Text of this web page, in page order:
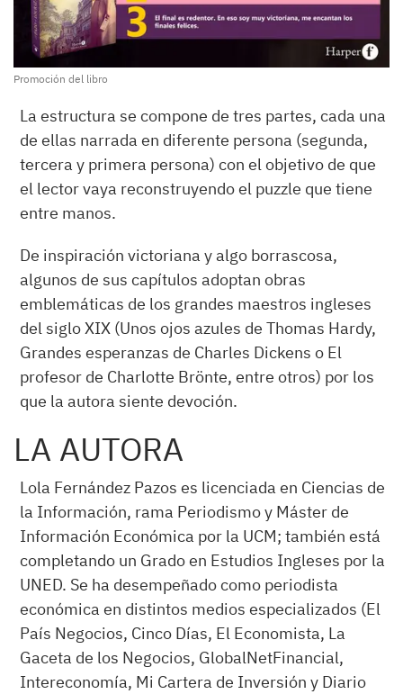
Promoción del libro
La estructura se compone de tres partes, cada una
de ellas narrada en diferente persona (segunda,
tercera y primera persona) con el objetivo de que
el lector vaya reconstruyendo el puzzle que tiene
entre manos.
De inspiración victoriana y algo borrascosa,
algunos de sus capítulos adoptan obras
emblemáticas de los grandes maestros ingleses
del siglo XIX (Unos ojos azules de Thomas Hardy,
Grandes esperanzas de Charles Dickens o El
profesor de Charlotte Brönte, entre otros) por los
que la autora siente devoción.
LA AUTORA
Lola Fernández Pazos es licenciada en Ciencias de
la Información, rama Periodismo y Máster de
Información Económica por la UCM; también está
completando un Grado en Estudios Ingleses por la
UNED. Se ha desempeñado como periodista
económica en distintos medios especializados (El
País Negocios, Cinco Días, El Economista, La
Gaceta de los Negocios, GlobalNetFinancial,
Intereconomía, Mi Cartera de Inversión y Diario